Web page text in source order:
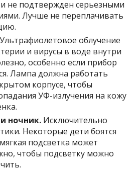
не подтвержден серьезными
Лучше не переплачивать
Ультрафиолетовое облучение
и вирусы в воде внутри
особенно если прибор
Лампа должна работать
корпусе, чтобы
УФ-излучения на кожу
ночник. Исключительно
Некоторые дети боятся
подсветка может
чтобы подсветку можно